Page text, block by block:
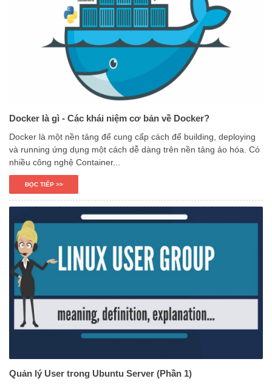
Docker là gì - Các khái niệm cơ bản về Docker?
Docker là một nền tảng để cung cấp cách để building, deploying
và running ứng dụng một cách dễ dàng trên nền tảng ảo hóa. Có
nhiều công nghệ Container...
ĐỌC TIẾP >>
Quản lý User trong Ubuntu Server (Phần 1)